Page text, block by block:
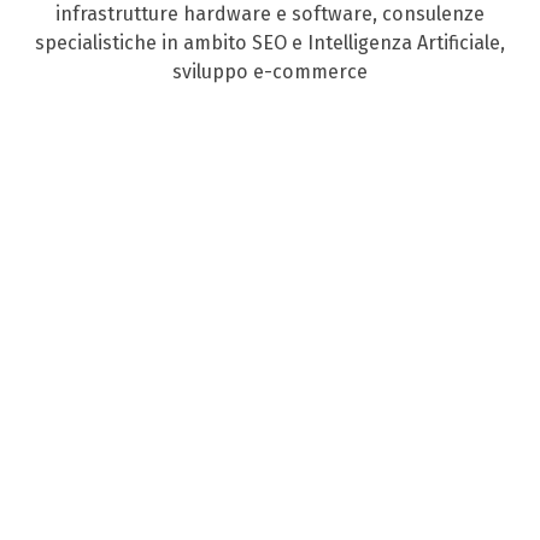
infrastrutture hardware e software, consulenze
specialistiche in ambito SEO e Intelligenza Artificiale,
sviluppo e-commerce